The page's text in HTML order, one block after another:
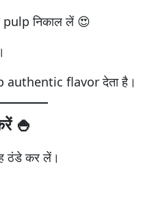
निकाल लें 😍
flavor देता है।
🍚
ठंडे कर लें।